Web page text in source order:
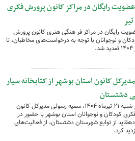
رایگان در مراکز کانون پرورش فکری
رایگان در مراکز فر هنگی هنری کانون پرورش
و نوجوانان با توجه به درخواست‌های مخاطبان، تا
مدیرکل کانون استان بوشهر از کتابخانه سیار
دشتستان
صبح روز شنبه ۲۱ تیرماه ۱۴۰۴، سمیه رسولی مدیرکل کانون
کودکان و نوجوانان استان بوشهر با حضور در
از توابع شهرستان دشتستان، از فعالیت‌های
کرد.